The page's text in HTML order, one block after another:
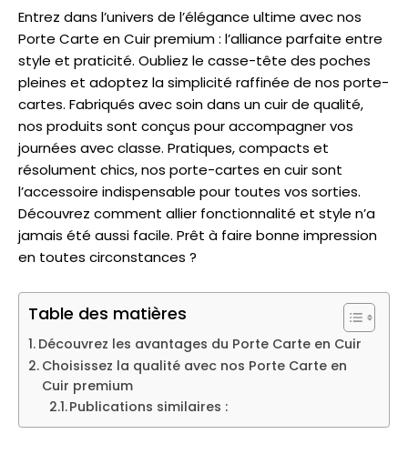
Entrez dans l’univers de l’élégance ultime avec nos
Porte Carte en Cuir premium : l’alliance parfaite entre
style et praticité. Oubliez le casse-tête des poches
pleines et adoptez la simplicité raffinée de nos porte-
cartes. Fabriqués avec soin dans un cuir de qualité,
nos produits sont conçus pour accompagner vos
journées avec classe. Pratiques, compacts et
résolument chics, nos porte-cartes en cuir sont
l’accessoire indispensable pour toutes vos sorties.
Découvrez comment allier fonctionnalité et style n’a
jamais été aussi facile. Prêt à faire bonne impression
en toutes circonstances ?
Table des matières
Découvrez les avantages du Porte Carte en Cuir
Choisissez la qualité avec nos Porte Carte en
Cuir premium
Publications similaires :